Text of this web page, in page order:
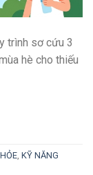
trình sơ cứu 3
hè cho thiếu
KỸ NĂNG